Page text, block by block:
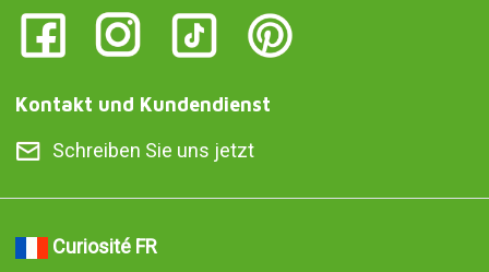
Kontakt und Kundendienst
Schreiben Sie uns jetzt
Curiosité FR